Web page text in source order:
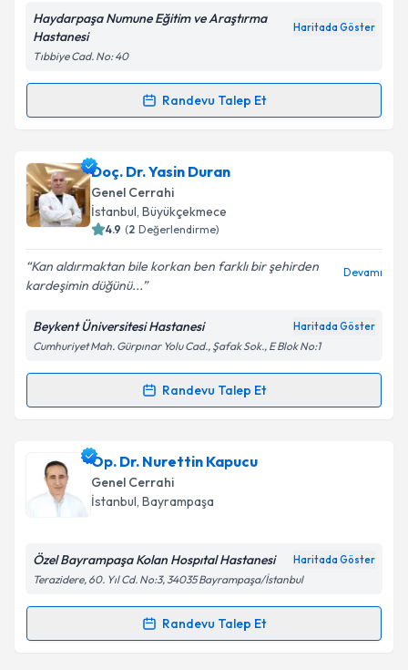
Kişisel verilerimin işlenmesine ilişkin
Aydınlatma
Metni
kapsamda işlenmesini kabul ediyorum.
Takvim Talebini Gönder
Haydarpaşa Numune Eğitim ve Araştırma
Hastanesi
Haritada Göster
Tıbbiye Cad. No: 40
Randevu Talep Et
Randevu Takvimi Talebi
Doç. Dr. Zehra Ünal Özdemir
talebi oluşturun. Size bu uzmandan randevu almanız
için bir takvim hazırlandığında e-posta ile
bilgilendireceğiz.
E-posta Adresiniz
Kişisel verilerimin işlenmesine ilişkinAydınlatma
Metni'ni okudum ve kişisel verilerimin belirtilen
kapsamda işlenmesini kabul ediyorum.
Doç. Dr. Yasin Duran
Genel Cerrahi
İstanbul, Büyükçekmece
4.9 (2 Değerlendirme)
Kan aldırmaktan bile korkan ben farklı bir şehirden
kardeşimin düğünü...
Devamı
Beykent Üniversitesi Hastanesi Haritada Göster
Cumhuriyet Mah. Gürpınar Yolu Cad., Şafak Sok., E Blok No:1
Randevu Talep Et
Randevu Takvimi Talebi
Doç. Dr. Yasin Duraniçin randevu takvimi talebi
oluşturun. Size bu uzmandan randevu almanız için bir
takvim hazırlandığında e-posta ile bilgilendireceğiz.
Kişisel verilerimin işlenmesine ilişkin
Metni'ni okudum ve kişisel verilerimin belirtilen
Op. Dr. Nurettin Kapucu
Genel Cerrahi
İstanbul, Bayrampaşa
Özel Bayrampaşa Kolan Hospıtal Hastanesi Haritada Göster
Terazidere, 60. Yıl Cd. No:3, 34035 Bayrampaşa/İstanbul
Randevu Talep Et
Randevu Takvimi Talebi